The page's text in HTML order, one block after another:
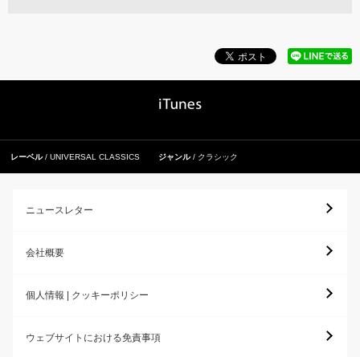
レーベル UNIVERSAL CLASSICS ジャンル クラシック
ニュースレター
会社概要
個人情報 | クッキーポリシー
ウェブサイトにおける免責事項